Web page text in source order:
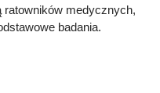
ratowników medycznych,
badania.